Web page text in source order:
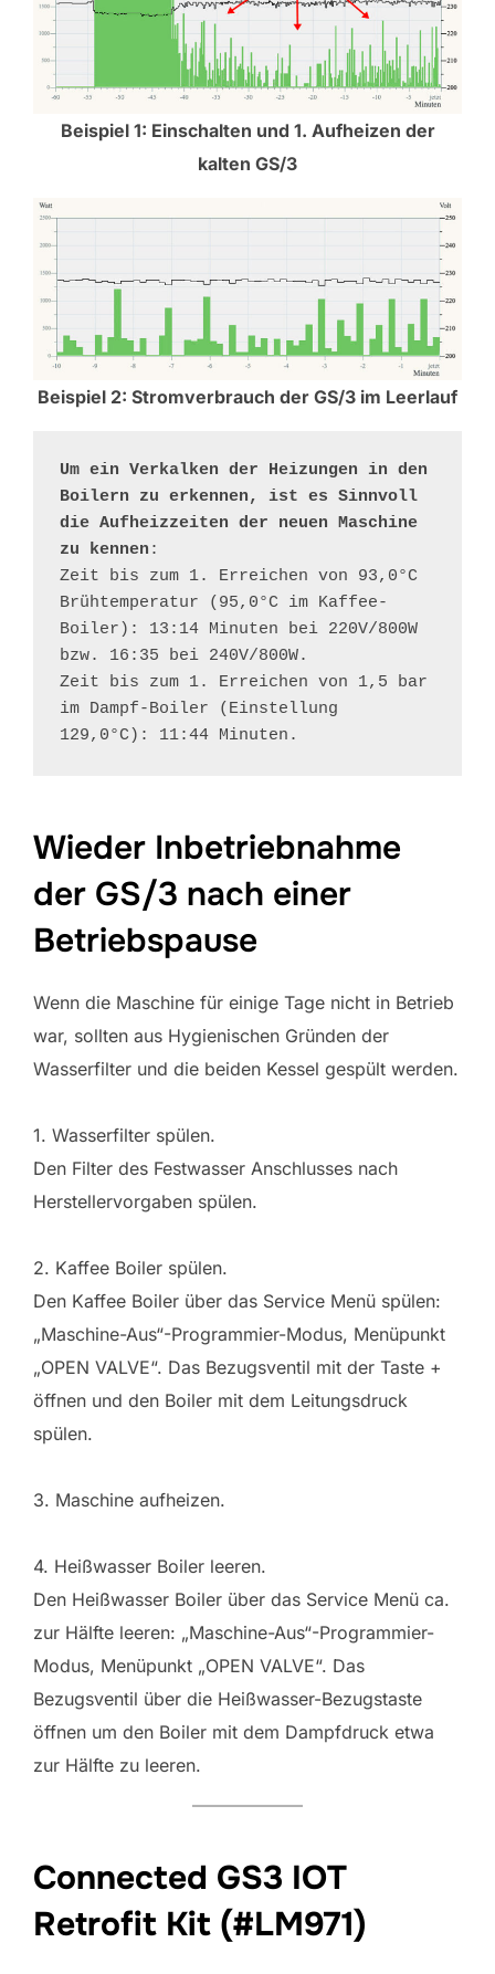
Beispiel 1: Einschalten und 1. Aufheizen der
kalten GS/3
Beispiel 2: Stromverbrauch der GS/3 im Leerlauf
Um ein Verkalken der Heizungen in den
Boilern zu erkennen, ist es Sinnvoll
die Aufheizzeiten der neuen Maschine
zu kennen :
Zeit bis zum 1. Erreichen von 93,0°C
Brühtemperatur (95,0°C im Kaffee-
Boiler): 13:14 Minuten bei 220V/800W
bzw. 16:35 bei 240V/800W.
Zeit bis zum 1. Erreichen von 1,5 bar
im Dampf-Boiler (Einstellung
129,0°C): 11:44 Minuten.
Wieder Inbetriebnahme
der GS/3 nach einer
Betriebspause
Wenn die Maschine für einige Tage nicht in Betrieb
war, sollten aus Hygienischen Gründen der
Wasserfilter und die beiden Kessel gespült werden.
1. Wasserfilter spülen.
Den Filter des Festwasser Anschlusses nach
Herstellervorgaben spülen.
2. Kaffee Boiler spülen.
Den Kaffee Boiler über das Service Menü spülen:
„Maschine-Aus“-Programmier-Modus, Menüpunkt
„OPEN VALVE“. Das Bezugsventil mit der Taste +
öffnen und den Boiler mit dem Leitungsdruck
spülen.
3. Maschine aufheizen.
4. Heißwasser Boiler leeren.
Den Heißwasser Boiler über das Service Menü ca.
zur Hälfte leeren: „Maschine-Aus“-Programmier-
Modus, Menüpunkt „OPEN VALVE“. Das
Bezugsventil über die Heißwasser-Bezugstaste
öffnen um den Boiler mit dem Dampfdruck etwa
zur Hälfte zu leeren.
Connected GS3 IOT
Retrofit Kit (#LM971)